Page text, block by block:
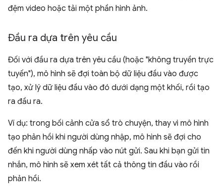
đệm video hoặc tải một phần hình ảnh.
Đầu ra dựa trên yêu cầu
Đối với đầu ra dựa trên yêu cầu (hoặc "không truyền trực
tuyến"), mô hình sẽ đợi toàn bộ dữ liệu đầu vào được
tạo, xử lý dữ liệu đầu vào đó dưới dạng một khối, rồi tạo
ra đầu ra.
Ví dụ: trong bối cảnh cửa sổ trò chuyện, thay vì mô hình
tạo phản hồi khi người dùng nhập, mô hình sẽ đợi cho
đến khi người dùng nhấp vào nút gửi. Sau khi bạn gửi tin
nhắn, mô hình sẽ xem xét tất cả thông tin đầu vào rồi
phản hồi.